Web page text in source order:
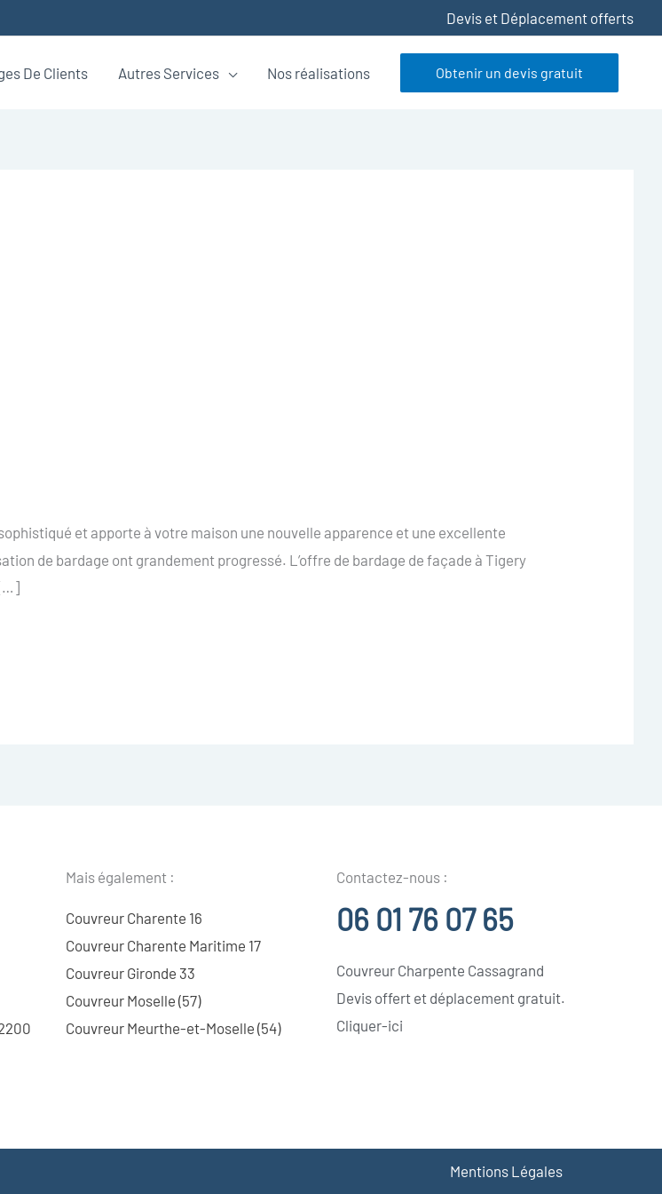
Devis et Déplacement offerts
De Clients Autres Services Nos réalisations Obtenir un devis gratuit
et apporte à votre maison une nouvelle apparence et une excellente
de bardage ont grandement progressé. L’offre de bardage de façade à Tigery
[…]
Mais également :
Couvreur Charente 16
Couvreur Charente Maritime 17
Couvreur Gironde 33
Couvreur Moselle (57)
Couvreur Meurthe-et-Moselle (54)
Contactez-nous :
06 01 76 07 65
Couvreur Charpente Cassagrand
Devis offert et déplacement gratuit.
Cliquer-ici
Mentions Légales